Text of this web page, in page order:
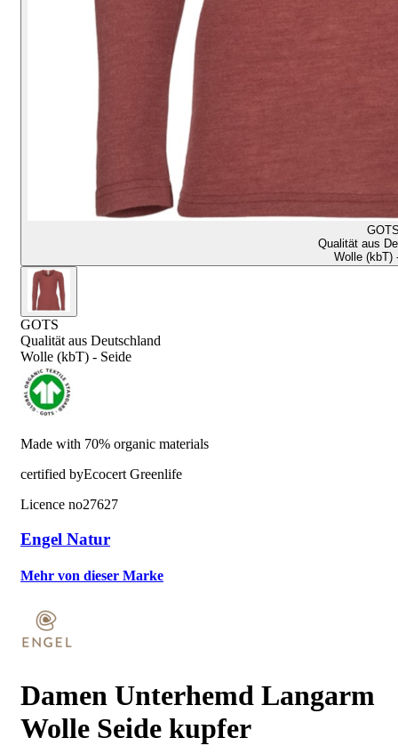
Qualität aus
Wolle (kbT)
GOTS
Qualität aus Deutschland
Wolle (kbT) - Seide
Made with 70% organic materials
certified byEcocert Greenlife
Licence no27627
Engel Natur
Mehr von dieser Marke
Damen Unterhemd Langarm
Wolle Seide kupfer